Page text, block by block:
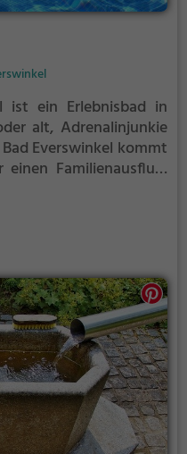
ist ein Erlebnisbad in
alt, Adrenalinjunkie
Everswinkel kommt
Familienausflug,
genau die richtige